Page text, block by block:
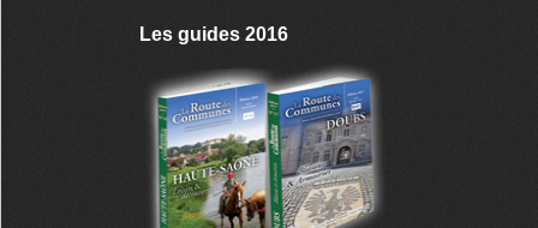
Les guides 2016